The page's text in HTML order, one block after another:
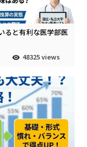
ると有利な医学部医
48325 views